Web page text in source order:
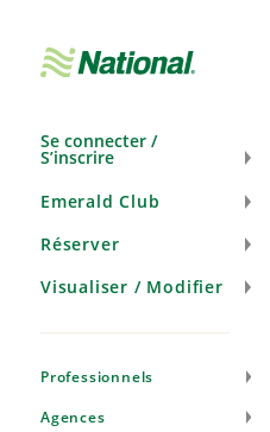
navigation
Se connecter /
S’inscrire
Emerald Club
Réserver
Visualiser / Modifier
Professionnels
Agences